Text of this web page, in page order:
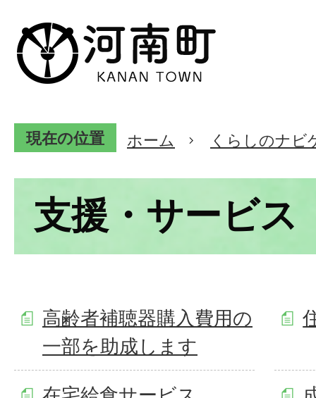
現在の位置 ホーム くらしのナビ
支援・サービス
高齢者補聴器購入費用の
一部を助成します